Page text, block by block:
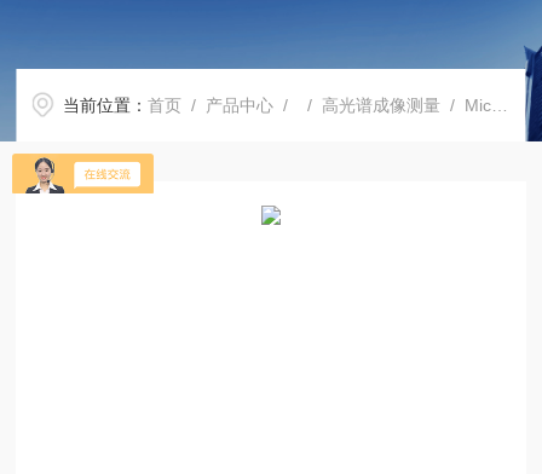
当前位置：首页 / 产品中心 / / 高光谱成像测量 / MicroTABI640微型热成像光谱仪